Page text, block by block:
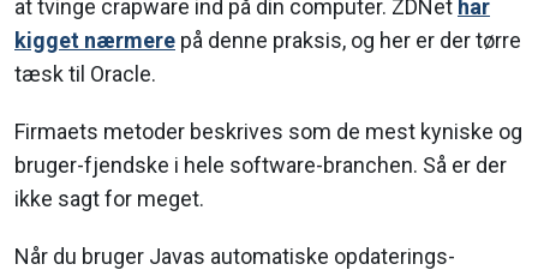
at tvinge crapware ind på din computer. ZDNet har
kigget nærmere på denne praksis, og her er der tørre
tæsk til Oracle.
Firmaets metoder beskrives som de mest kyniske og
bruger-fjendske i hele software-branchen. Så er der
ikke sagt for meget.
Når du bruger Javas automatiske opdaterings-